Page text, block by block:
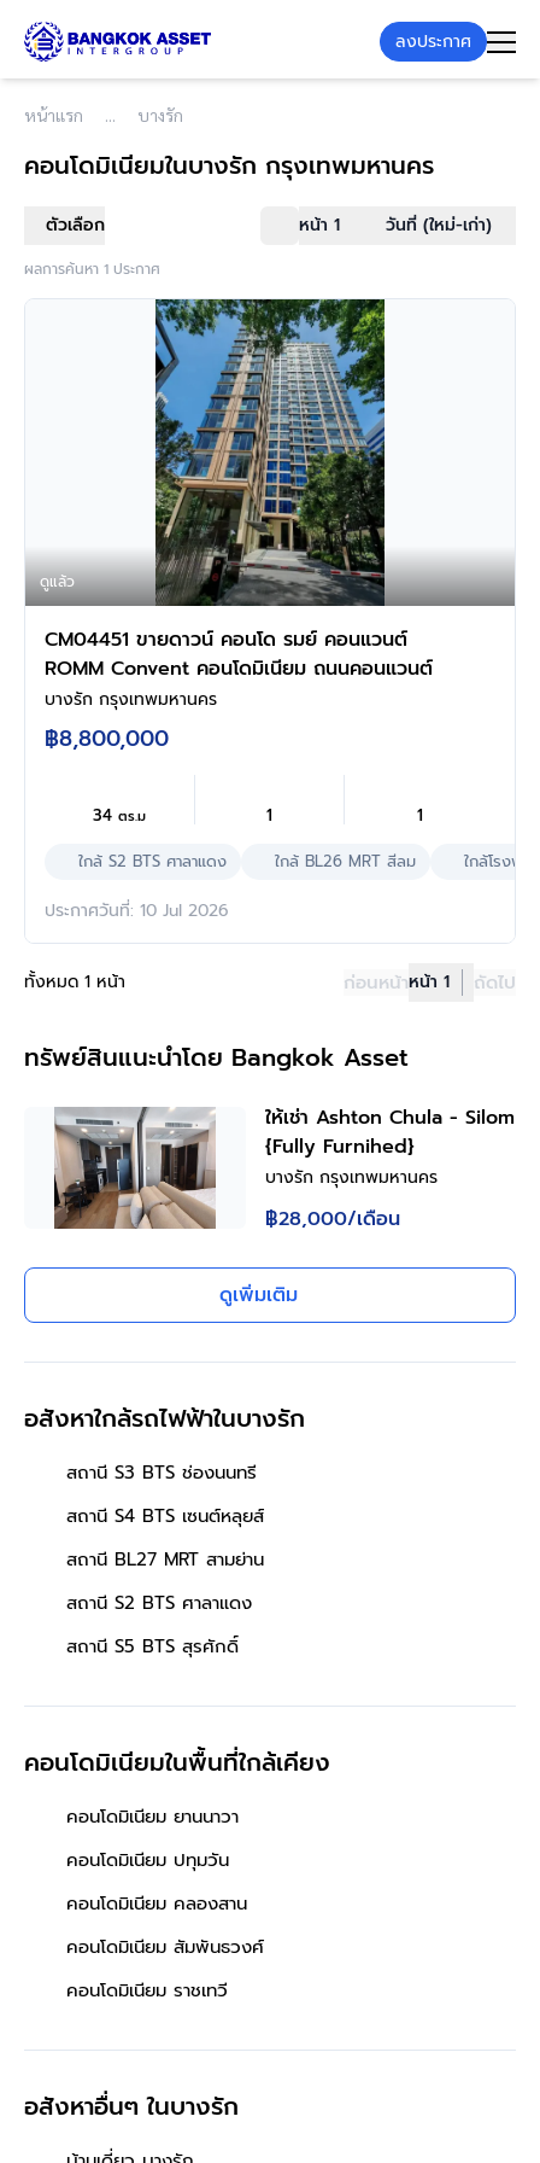
ลงประกาศ
หน้าแรก บางรัก
คอนโดมิเนียมในบางรัก กรุงเทพมหานคร
ตัวเลือก หน้า 1 วันที่ (ใหม่-เก่า)
ผลการค้นหา 1 ประกาศ
ดูแล้ว
CM04451 ขายดาวน์ คอนโด รมย์ คอนแวนต์
ROMM Convent คอนโดมิเนียม ถนนคอนแวนต์
บางรัก กรุงเทพมหานคร
฿8,800,000
34ตร.ม 1
1
ใกล้ S2 BTS ศาลาแดง
ใกล้ BL26 MRT สีลม ใกล้โรงพย
ประกาศวันที่: 10 Jul 2026
ทั้งหมด 1 หน้า ก่อนหน้าหน้า 1 ถัดไป
ทรัพย์สินแนะนำโดย Bangkok Asset
ให้เช่า Ashton Chula - Silom
{Fully Furnihed}
บางรัก กรุงเทพมหานคร
฿28,000/เดือน
ดูเพิ่มเติม
อสังหาใกล้รถไฟฟ้าในบางรัก
สถานี S3 BTS ช่องนนทรี
สถานี S4 BTS เซนต์หลุยส์
สถานี BL27 MRT สามย่าน
สถานี S2 BTS ศาลาแดง
สถานี S5 BTS สุรศักดิ์
คอนโดมิเนียมในพื้นที่ใกล้เคียง
คอนโดมิเนียม ยานนาวา
คอนโดมิเนียม ปทุมวัน
คอนโดมิเนียม คลองสาน
คอนโดมิเนียม สัมพันธวงศ์
คอนโดมิเนียม ราชเทวี
อสังหาอื่นๆในบางรัก